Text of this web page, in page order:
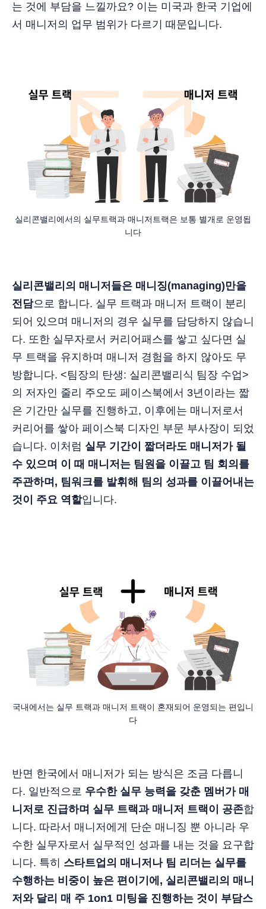
는 것에 부담을 느낄까요? 이는 미국과 한국 기업에
서 매니저의 업무 범위가 다르기 때문입니다.
실리콘밸리에서의 실무트랙과 매니저트랙은 보통 별개로 운영됩
니다
실리콘밸리의 매니저들은 매니징(managing)만을
전담으로 합니다. 실무 트랙과 매니저 트랙이 분리
되어 있으며 매니저의 경우 실무를 담당하지 않습니
다. 또한 실무자로서 커리어패스를 쌓고 싶다면 실
무 트랙을 유지하며 매니저 경험을 하지 않아도 무
방합니다. <팀장의 탄생: 실리콘밸리식 팀장 수업>
의 저자인 줄리 주오도 페이스북에서 3년이라는 짧
은 기간만 실무를 진행하고, 이후에는 매니저로서
커리어를 쌓아 페이스북 디자인 부문 부사장이 되었
습니다. 이처럼 실무 기간이 짧더라도 매니저가 될
수 있으며 이 때 매니저는 팀원을 이끌고 팀 회의를
주관하며, 팀워크를 발휘해 팀의 성과를 이끌어내는
것이 주요 역할입니다.
국내에서는 실무 트랙과 매니저 트랙이 혼재되어 운영되는 편입니
다
반면 한국에서 매니저가 되는 방식은 조금 다릅니
다. 일반적으로 우수한 실무 능력을 갖춘 멤버가 매
니저로 진급하며 실무 트랙과 매니저 트랙이 공존합
니다. 따라서 매니저에게 단순 매니징 뿐 아니라 우
수한 실무자로서 실무적인 성과를 내는 것을 요구합
니다. 특히 스타트업의 매니저나 팀 리더는 실무를
수행하는 비중이 높은 편이기에, 실리콘밸리의 매니
저와 달리 매 주 1on1 미팅을 진행하는 것이 부담스